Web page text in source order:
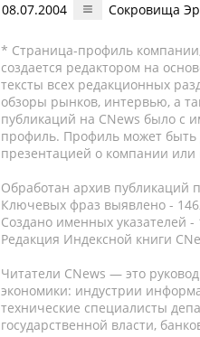
08.07.2004 Сокровища
* Страница-профиль компании,
создается редактором на
тексты всех редакционных
обзоры рынков, интервью, а
публикаций на CNews было с
профиль. Профиль может быть
презентацией о компании или
Обработан архив публикаций
Ключевых фраз выявлено -
Создано именных указателей -
Редакция Индексной книги
Читатели CNews — это
экономики: индустрии
технические специалисты
государственной власти,